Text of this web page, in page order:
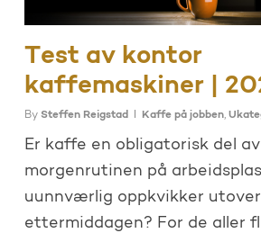
Test av kontor
kaffemaskiner |
By Steffen Reigstad Kaffe på jobben,
Er kaffe en obligatorisk del av
morgenrutinen på
uunnværlig oppkvikker utover
ettermiddagen? For de aller